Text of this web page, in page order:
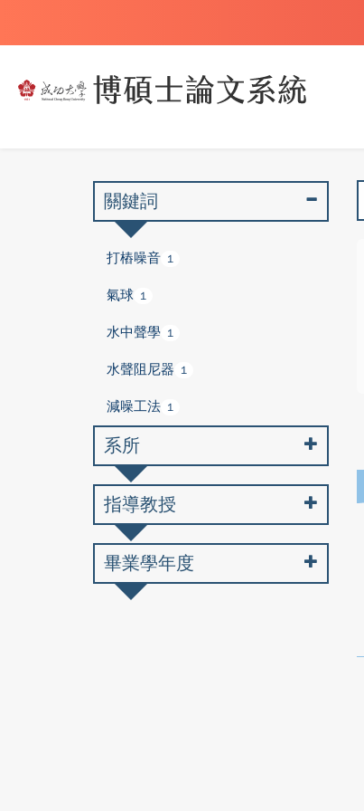
關鍵詞
打樁噪音 1
氣球 1
水中聲學 1
水聲阻尼器 1
減噪工法 1
系所
指導教授
畢業學年度